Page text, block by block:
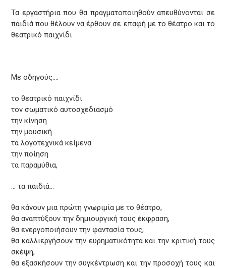
Τα εργαστήρια που θα πραγματοποιηθούν απευθύνονται σε
παιδιά που θέλουν να έρθουν σε επαφή με το θέατρο και το
θεατρικό παιχνίδι.
Με οδηγούς….
το θεατρικό παιχνίδι
τον σωματικό αυτοσχεδιασμό
την κίνηση
την μουσική
τα λογοτεχνικά κείμενα
την ποίηση
τα παραμύθια,
… τα παιδιά…
θα κάνουν μια πρώτη γνωριμία με το θέατρο,
θα αναπτύξουν την δημιουργική τους έκφραση,
θα ενεργοποιήσουν την φαντασία τους,
θα καλλιεργήσουν την ευρηματικότητα και την κριτική τους
σκέψη,
θα εξασκήσουν την συγκέντρωση και την προσοχή τους και